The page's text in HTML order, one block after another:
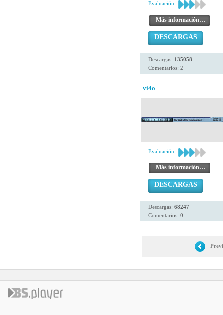
Evaluación:
Más información…
DESCARGAS
Descargas: 135058
Comentarios: 2
vi4o
Evaluación:
Más información…
DESCARGAS
Descargas: 68247
Comentarios: 0